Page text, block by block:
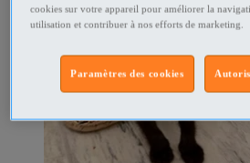
cookies sur votre appareil pour améliorer la
utilisation et contribuer à nos efforts de marketing.
Paramètres des cookies